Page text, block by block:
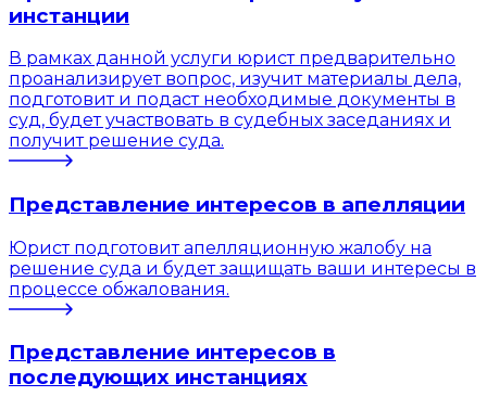
инстанции
В рамках данной услуги юрист предварительно
проанализирует вопрос, изучит материалы дела,
подготовит и подаст необходимые документы в
суд, будет участвовать в судебных заседаниях и
получит решение суда.
Представление интересов в апелляции
Юрист подготовит апелляционную жалобу на
решение суда и будет защищать ваши интересы в
процессе обжалования.
Представление интересов в
последующих инстанциях